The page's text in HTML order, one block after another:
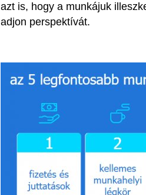
azt is, hogy a munkájuk
adjon perspektívát.